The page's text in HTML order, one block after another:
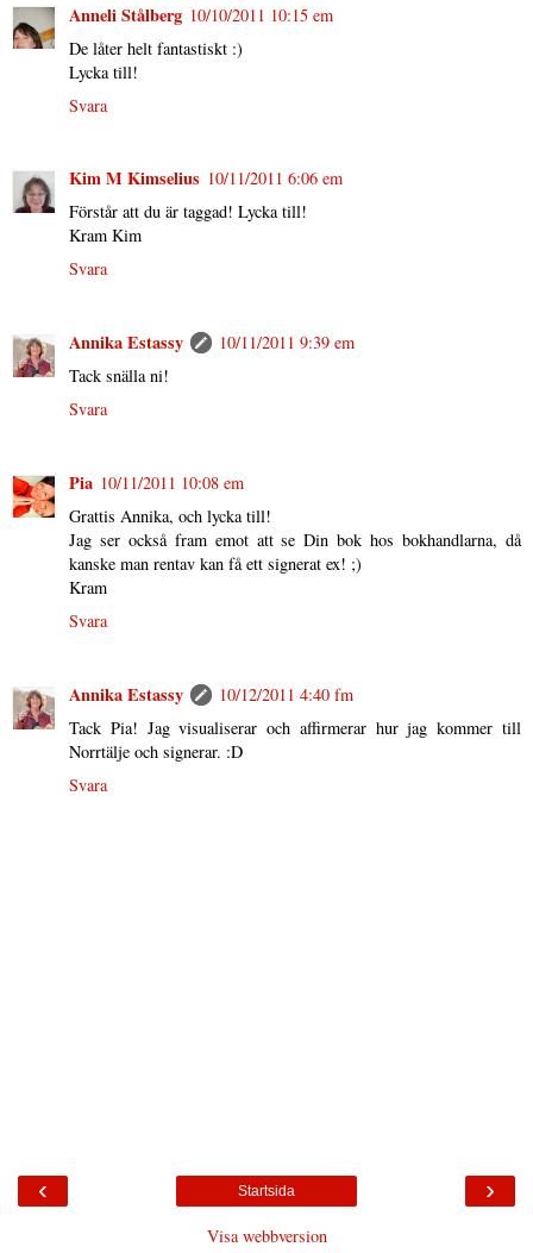
Anneli Stålberg 10/10/2011 10:15 em
De låter helt fantastiskt :)
Lycka till!
Svara
Kim M Kimselius 10/11/2011 6:06 em
Förstår att du är taggad! Lycka till!
Kram Kim
Svara
Annika Estassy
10/11/2011 9:39 em
Tack snälla ni!
Svara
Pia 10/11/2011 10:08 em
Grattis Annika, och lycka till!
Jag ser också fram emot att se Din bok hos bokhandlarna, då
kanske man rentav kan få ett signerat ex! ;)
Kram
Svara
Annika Estassy
10/12/2011 4:40 fm
Tack Pia! Jag visualiserar och affirmerar hur jag kommer till
Norrtälje och signerar. :D
Svara
‹ ›
Startsida
Visa webbversion